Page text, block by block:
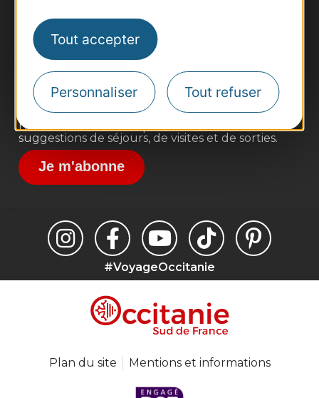
Tout accepter
Personnaliser Tout refuser
Pros d'Occitanie
Site presse et d'influence
Destination Sport
Inscrivez-vous à la lettre d'information
Destination Occitanie pour recevoir des
suggestions de séjours, de visites et de sorties.
Je m'abonne
#VoyageOccitanie
Plan du site Mentions et informations